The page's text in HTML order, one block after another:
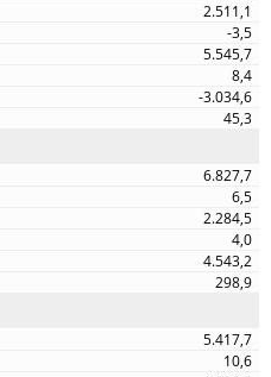
2.511,1
-3,5
5.545,7
8,4
-3.034,6
45,3
6.827,7
6,5
2.284,5
4,0
4.543,2
298,9
5.417,7
10,6